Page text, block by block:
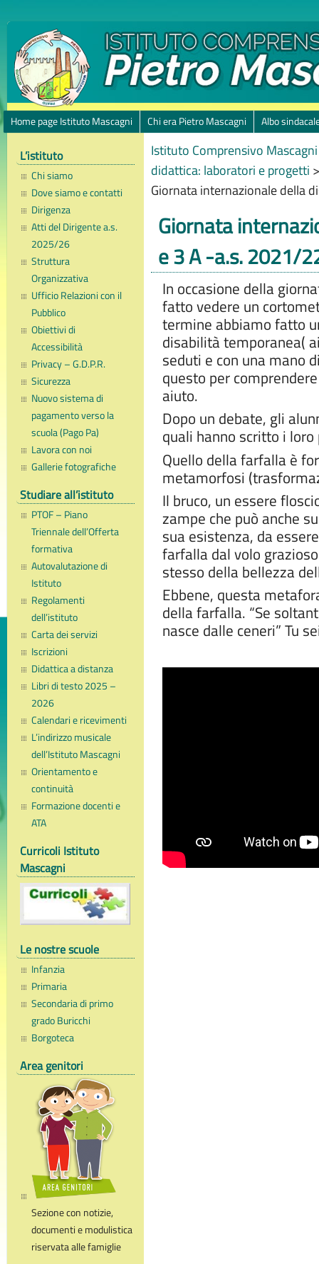
Home page Istituto Mascagni Chi era Pietro Mascagni Albo
L’istituto
Chi siamo
Dove siamo e contatti
Dirigenza
Atti del Dirigente a.s.
2025/26
Struttura
Organizzativa
Ufficio Relazioni con il
Pubblico
Obiettivi di
Accessibilità
Privacy – G.D.P.R.
Sicurezza
Nuovo sistema di
pagamento verso la
scuola (Pago Pa)
Lavora con noi
Gallerie fotografiche
Studiare all’istituto
PTOF – Piano
Triennale dell’Offerta
formativa
Autovalutazione di
Istituto
Regolamenti
dell’istituto
Carta dei servizi
Iscrizioni
Didattica a distanza
Libri di testo 2025 –
2026
Calendari e ricevimenti
L’indirizzo musicale
dell’Istituto Mascagni
Orientamento e
continuità
Formazione docenti e
ATA
Curricoli Istituto
Mascagni
Le nostre scuole
Infanzia
Primaria
Secondaria di primo
grado Buricchi
Borgoteca
Area genitori
Sezione con notizie,
documenti e modulistica
riservata alle famiglie
Istituto Comprensivo
didattica: laboratori e progetti
Giornata internazionale della
Giornata
e 3 A -a.s. 2021/
In occasione della
fatto vedere un
termine abbiamo fatto
disabilità temporanea(
seduti e con una mano
questo per
aiuto.
Dopo un debate, gli
quali hanno scritto i loro
Quello della farfalla è
metamorfosi
Il bruco, un essere
zampe che può anche
sua esistenza, da
farfalla dal volo
stesso della bellezza
Ebbene, questa
della farfalla. “Se
nasce dalle ceneri” Tu